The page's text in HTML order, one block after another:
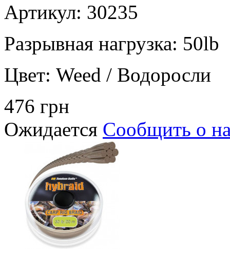
Артикул: 30235
Разрывная нагрузка: 50lb
Цвет: Weed / Водоросли
476 грн
Ожидается Сообщить о